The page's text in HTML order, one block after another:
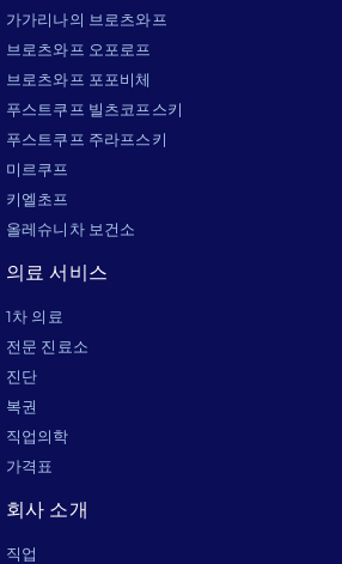
가가리나의 브로츠와프
브로츠와프 오포로프
브로츠와프 포포비체
푸스트쿠프 빌츠코프스키
푸스트쿠프 주라프스키
미르쿠프
키엘초프
올레슈니차 보건소
의료 서비스
1차 의료
전문 진료소
진단
복권
직업의학
가격표
회사 소개
직업